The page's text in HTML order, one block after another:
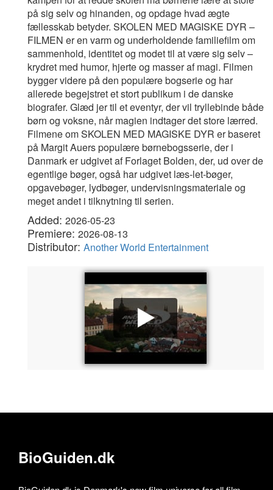
på sig selv og hinanden, og opdage hvad ægte
fællesskab betyder. SKOLEN MED MAGISKE DYR –
FILMEN er en varm og underholdende familiefilm om
sammenhold, identitet og modet til at være sig selv –
krydret med humor, hjerte og masser af magi. Filmen
bygger videre på den populære bogserie og har
allerede begejstret et stort publikum i de danske
biografer. Glæd jer til et eventyr, der vil tryllebinde både
børn og voksne, når magien indtager det store lærred.
Filmene om SKOLEN MED MAGISKE DYR er baseret
på Margit Auers populære børnebogsserie, der i
Danmark er udgivet af Forlaget Bolden, der, ud over de
egentlige bøger, også har udgivet læs-let-bøger,
opgavebøger, lydbøger, undervisningsmateriale og
meget andet i tilknytning til serien.
Added: 2026-05-23
Premiere: 2026-08-13
Distributor: Another World Entertainment
BioGuiden.dk